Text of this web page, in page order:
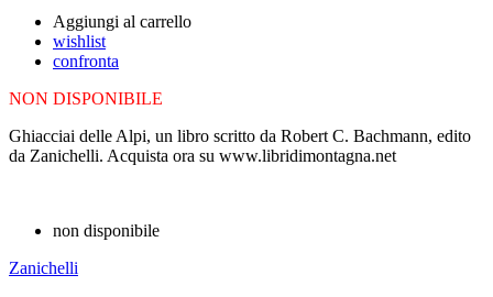
Aggiungi al carrello
wishlist
confronta
NON DISPONIBILE
Ghiacciai delle Alpi, un libro scritto da Robert C. Bachmann, edito
da Zanichelli. Acquista ora su www.libridimontagna.net
non disponibile
Zanichelli